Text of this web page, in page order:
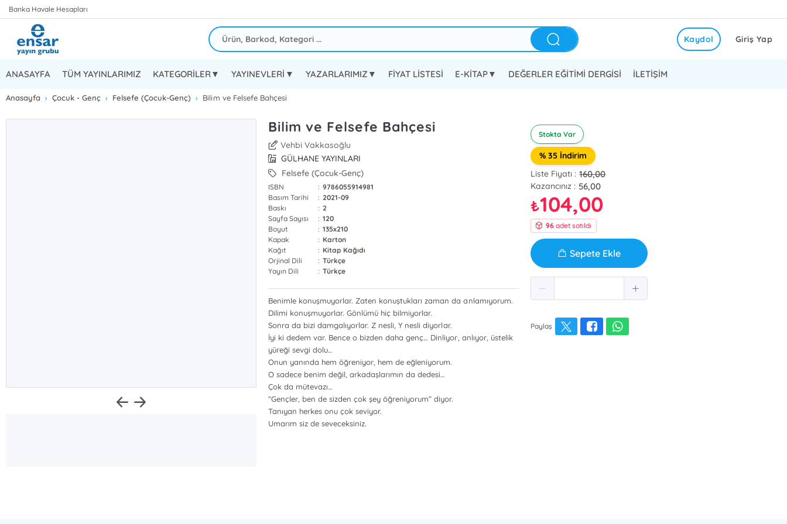
Banka Havale Hesapları
Giriş Yap
Kaydol
ANASAYFA TÜM YAYINLARIMIZ KATEGORİLER▼ YAYINEVLERİ▼ YAZARLARIMIZ▼ FİYAT LİSTESİ E-KİTAP▼ DEĞERLER EĞİTİMİ DERGİSİ İLETİŞİM
Anasayfa Çocuk - Genç Felsefe (Çocuk-Genç) Bilim ve Felsefe Bahçesi
Bilim ve Felsefe Bahçesi
Vehbi Vakkasoğlu
GÜLHANE YAYINLARI
Felsefe (Çocuk-Genç)
ISBN : 9786055914981
Basım Tarihi
: 2021-09
Baskı
: 2
Sayfa Sayısı
: 120
Boyut
: 135x210
Kapak
: Karton
Kağıt
: Kitap Kağıdı
Orjinal Dili
: Türkçe
Yayın Dili
: Türkçe
Benimle konuşmuyorlar. Zaten konuştukları zaman da anlamıyorum.
Dilimi konuşmuyorlar. Gönlümü hiç bilmiyorlar.
Sonra da bizi damgalıyorlar. Z nesli, Y nesli diyorlar.
İyi ki dedem var. Bence o bizden daha genç… Dinliyor, anlıyor, üstelik
yüreği sevgi dolu…
Onun yanında hem öğreniyor, hem de eğleniyorum.
O sadece benim değil, arkadaşlarımın da dedesi…
Çok da mütevazı…
“Gençler, ben de sizden çok şey öğreniyorum” diyor.
Tanıyan herkes onu çok seviyor.
Umarım siz de seveceksiniz.
Stokta Var
% 35 İndirim
Liste Fiyatı : 160,00
Kazancınız : 56,00
₺104,00
96 adet satıldı
Sepete Ekle
Paylaş